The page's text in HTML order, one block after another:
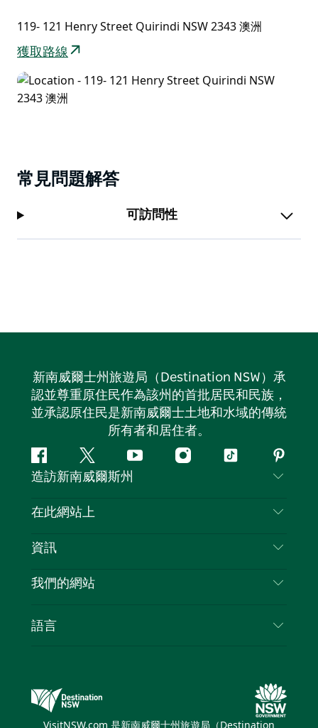
119- 121 Henry Street Quirindi NSW 2343 澳洲
獲取路線
常見問題解答
可訪問性
新南威爾士州旅遊局（Destination NSW）承
認並尊重原住民作為該州的首批居民和民族，
並承認原住民是新南威爾士土地和水域的傳統
所有者和居住者。
Facebook嘰
嘰
喳
Youtube Instagram
抖
造訪新南威爾斯州
聯絡我們
隱私
Cookie 通知
在此網站上
目的地
新南威爾士州公路旅行
活動
資訊
旅行資訊
新南威爾士州的商業
我們的網站
新南威爾士州旅遊局（Destination NSW）媒體中
語言
VisitNSW.com 是新南威爾士州旅遊局（Destination